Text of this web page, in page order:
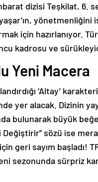
dizisi Teşkilat, 6.
için hazırlanıyor.
kadrosu ve
Yeni Macera
‘Altay’
yer alacak. Dizinin
bulunarak büyük
sözü ise